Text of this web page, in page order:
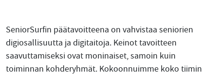
SeniorSurfin päätavoitteena on vahvistaa seniorien
digiosallisuutta ja digitaitoja. Keinot tavoitteen
saavuttamiseksi ovat moninaiset, samoin kuin
toiminnan kohderyhmät. Kokoonnuimme koko tiimin